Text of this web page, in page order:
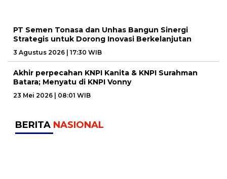
PT Semen Tonasa dan Unhas Bangun Sinergi
Strategis untuk Dorong Inovasi Berkelanjutan
3 Agustus 2026 | 17:30 WIB
Akhir perpecahan KNPI Kanita & KNPI Surahman
Batara; Menyatu di KNPI Vonny
23 Mei 2026 | 08:01 WIB
BERITA NASIONAL